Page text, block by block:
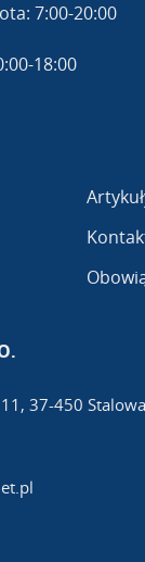
7:00-20:00
18:00
37-450